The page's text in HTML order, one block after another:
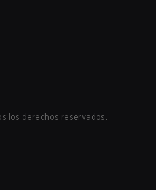
los derechos reservados.